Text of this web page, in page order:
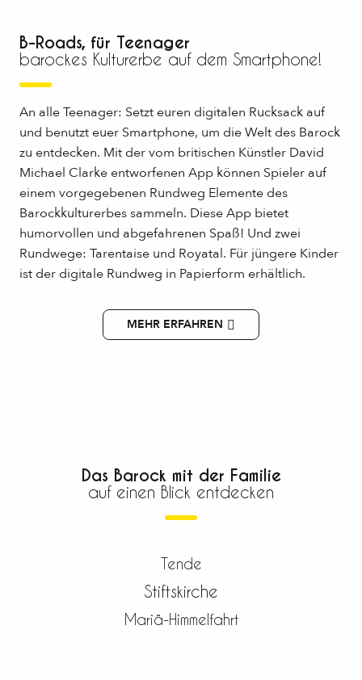
B-Roads, für Teenager
barockes Kulturerbe auf dem Smartphone!
An alle Teenager: Setzt euren digitalen Rucksack auf
und benutzt euer Smartphone, um die Welt des Barock
zu entdecken. Mit der vom britischen Künstler David
Michael Clarke entworfenen App können Spieler auf
einem vorgegebenen Rundweg Elemente des
Barockkulturerbes sammeln. Diese App bietet
humorvollen und abgefahrenen Spaß! Und zwei
Rundwege: Tarentaise und Royatal. Für jüngere Kinder
ist der digitale Rundweg in Papierform erhältlich.
MEHR ERFAHREN
Das Barock mit der Familie
auf einen Blick entdecken
Tende
Stiftskirche
Mariä-Himmelfahrt